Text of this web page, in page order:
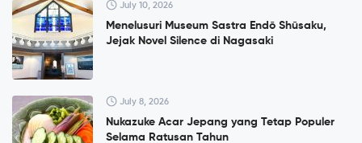
July 10, 2026
Menelusuri Museum Sastra Endō Shūsaku,
Jejak Novel Silence di Nagasaki
July 8, 2026
Nukazuke Acar Jepang yang Tetap Populer
Selama Ratusan Tahun